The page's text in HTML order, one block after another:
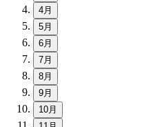
4月
5月
6月
7月
8月
9月
10月